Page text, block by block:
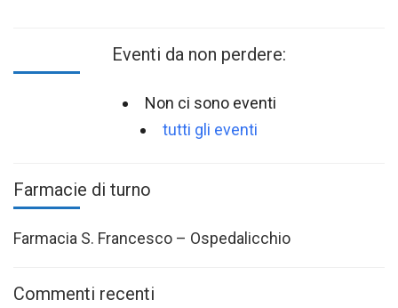
Eventi da non perdere:
Non ci sono eventi
tutti gli eventi
Farmacie di turno
Farmacia S. Francesco – Ospedalicchio
Commenti recenti